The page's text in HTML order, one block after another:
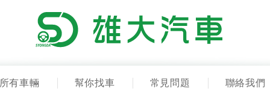
所有車輛 幫你找車 常見問題 聯絡我們